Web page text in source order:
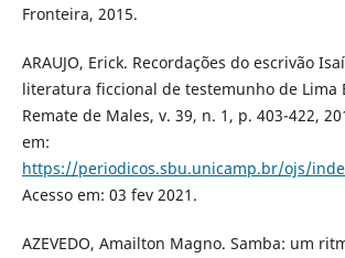
Fronteira, 2015.
ARAUJO, Erick. Recordações do escrivão
literatura ficcional de testemunho de Lima
Remate de Males, v. 39, n. 1, p. 403-422,
em:
https://periodicos.sbu.unicamp.br/ojs/
Acesso em: 03 fev 2021.
AZEVEDO, Amailton Magno. Samba: um